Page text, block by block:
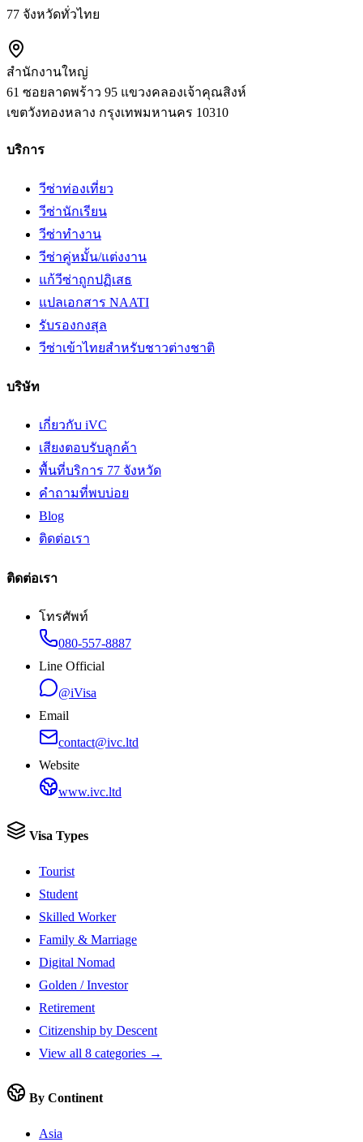
77 จังหวัดทั่วไทย
สำนักงานใหญ่
61 ซอยลาดพร้าว 95 แขวงคลองเจ้าคุณสิงห์
เขตวังทองหลาง กรุงเทพมหานคร 10310
บริการ
วีซ่าท่องเที่ยว
วีซ่านักเรียน
วีซ่าทำงาน
วีซ่าคู่หมั้น/แต่งงาน
แก้วีซ่าถูกปฏิเสธ
แปลเอกสาร NAATI
รับรองกงสุล
วีซ่าเข้าไทยสำหรับชาวต่างชาติ
บริษัท
เกี่ยวกับ iVC
เสียงตอบรับลูกค้า
พื้นที่บริการ 77 จังหวัด
คำถามที่พบบ่อย
Blog
ติดต่อเรา
ติดต่อเรา
โทรศัพท์
080-557-8887
Line Official
@iVisa
Email
contact@ivc.ltd
Website
www.ivc.ltd
Visa Types
Tourist
Student
Skilled Worker
Family & Marriage
Digital Nomad
Golden / Investor
Retirement
Citizenship by Descent
View all 8 categories →
By Continent
Asia